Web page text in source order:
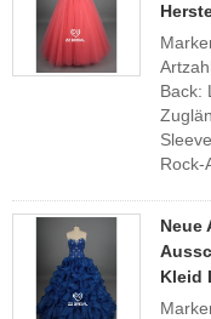
Back:
Rock-
Neue
Kleid